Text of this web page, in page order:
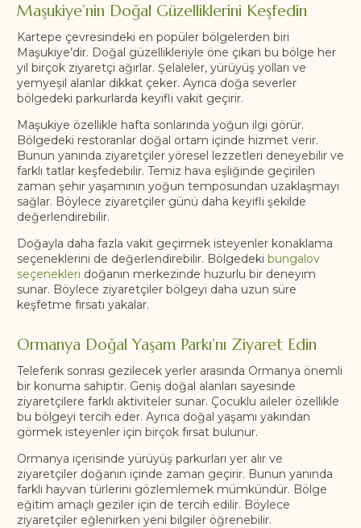
Maşukiye’nin Doğal Güzelliklerini Keşfedin
Kartepe çevresindeki en popüler bölgelerden biri
Maşukiye’dir. Doğal güzellikleriyle öne çıkan bu bölge her
yıl birçok ziyaretçi ağırlar. Şelaleler, yürüyüş yolları ve
yemyeşil alanlar dikkat çeker. Ayrıca doğa severler
bölgedeki parkurlarda keyifli vakit geçirir.
Maşukiye özellikle hafta sonlarında yoğun ilgi görür.
Bölgedeki restoranlar doğal ortam içinde hizmet verir.
Bunun yanında ziyaretçiler yöresel lezzetleri deneyebilir ve
farklı tatlar keşfedebilir. Temiz hava eşliğinde geçirilen
zaman şehir yaşamının yoğun temposundan uzaklaşmayı
sağlar. Böylece ziyaretçiler günü daha keyifli şekilde
değerlendirebilir.
Doğayla daha fazla vakit geçirmek isteyenler konaklama
seçeneklerini de değerlendirebilir. Bölgedeki bungalov
seçenekleri doğanın merkezinde huzurlu bir deneyim
sunar. Böylece ziyaretçiler bölgeyi daha uzun süre
keşfetme fırsatı yakalar.
Ormanya Doğal Yaşam Parkı’nı Ziyaret Edin
Teleferik sonrası gezilecek yerler arasında Ormanya önemli
bir konuma sahiptir. Geniş doğal alanları sayesinde
ziyaretçilere farklı aktiviteler sunar. Çocuklu aileler özellikle
bu bölgeyi tercih eder. Ayrıca doğal yaşamı yakından
görmek isteyenler için birçok fırsat bulunur.
Ormanya içerisinde yürüyüş parkurları yer alır ve
ziyaretçiler doğanın içinde zaman geçirir. Bunun yanında
farklı hayvan türlerini gözlemlemek mümkündür. Bölge
eğitim amaçlı geziler için de tercih edilir. Böylece
ziyaretçiler eğlenirken yeni bilgiler öğrenebilir.